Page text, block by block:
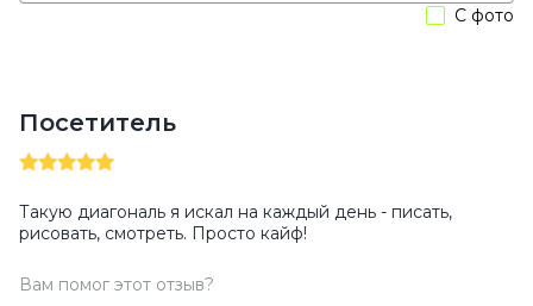
С фото
Посетитель
Такую диагональ я искал на каждый день - писать,
рисовать, смотреть. Просто кайф!
Вам помог этот отзыв?